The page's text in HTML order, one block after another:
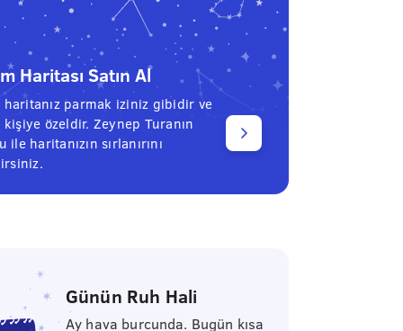
Haritası Satın Al
haritanız parmak iziniz gibidir ve
kişiye özeldir. Zeynep Turanın
ile haritanızın sırlanırını
Günün Ruh Hali
Ay hava burcunda. Bugün kısa